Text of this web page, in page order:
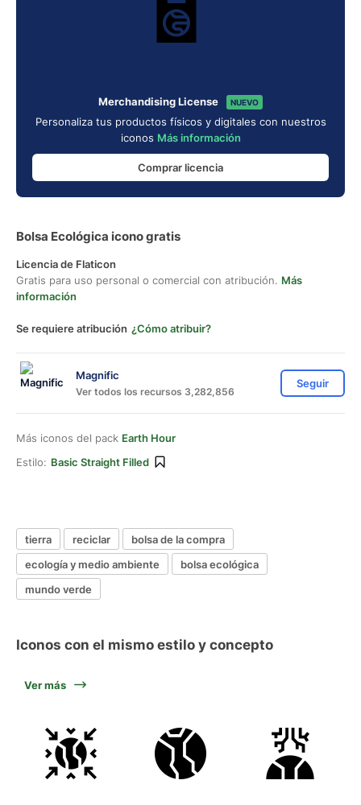
Merchandising License NUEVO
Personaliza tus productos físicos y digitales con nuestros
iconos Más información
Comprar licencia
Bolsa Ecológica icono gratis
Licencia de Flaticon
Gratis para uso personal o comercial con atribución. Más
información
Se requiere atribución ¿Cómo atribuir?
Magnific
Ver todos los recursos 3,282,856
Seguir
Más iconos del pack Earth Hour
Estilo: Basic Straight Filled
tierra reciclar
bolsa de la compra
ecología y medio ambiente
bolsa ecológica
mundo verde
Iconos con el mismo estilo y concepto
Ver más